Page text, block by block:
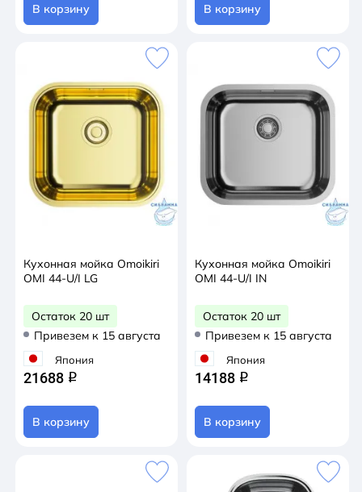
В корзину В корзину
Кухонная мойка Omoikiri
OMI 44-U/I LG
Остаток 20 шт
Привезем к 15 августа
Япония
21688 q
В корзину
Кухонная мойка Omoikiri
OMI 44-U/I IN
Остаток 20 шт
Привезем к 15 августа
Япония
14188 q
В корзину